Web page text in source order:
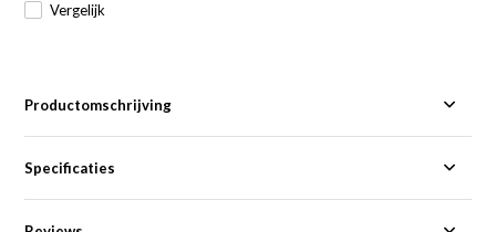
Vergelijk
Productomschrijving
Specificaties